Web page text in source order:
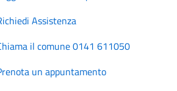
Assistenza
il comune 0141 611050
un appuntamento